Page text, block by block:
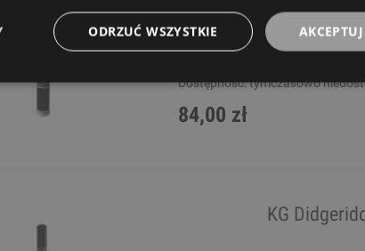
Wysyłkowy:
W rezerwacji: 0
Dostępność:tymczasowo
84,00 zł
KG
ODRZUĆ WSZYSTKIE